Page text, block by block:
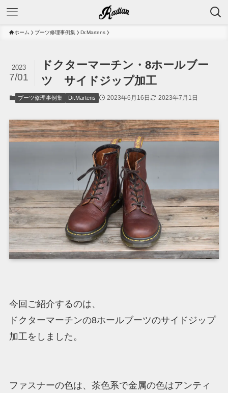
ホーム ブーツ修理事例集 Dr.Martens
ドクターマーチン・8ホールブー
ツ サイドジップ加工
2023
7/01
ブーツ修理事例集 Dr.Martens 2023年6月16日 2023年7月1日
今回ご紹介するのは、
ドクターマーチンの8ホールブーツのサイドジップ
加工をしました。
ファスナーの色は、茶色系で金属の色はアンティ